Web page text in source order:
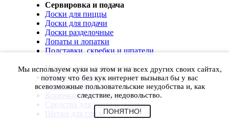
Сервировка и подача
Доски для пиццы
Доски для подачи
Доски разделочные
Лопаты и лопатки
Подставки, скребки и шпатели
Чистка, уход и хранение
Чехлы и сумки
Коврики для гриля
Корючки для инструментов
Средства для ухода и чистки
Щетки для гриля
Мы используем куки на этом и на всех других своих сайтах,
потому что без кук интернет вызывал бы у вас
всевозможные пользовательские неудобства и, как
следствие, недовольство.
ПОНЯТНО!